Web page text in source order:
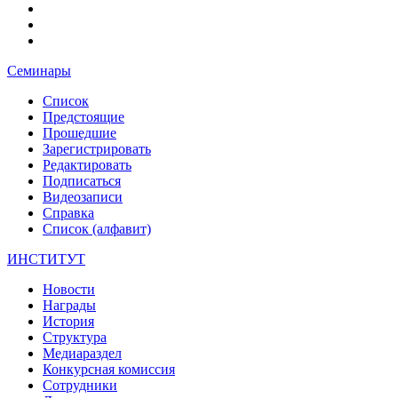
Семинары
Список
Предстоящие
Прошедшие
Зарегистрировать
Редактировать
Подписаться
Видеозаписи
Справка
Список (алфавит)
ИНСТИТУТ
Новости
Награды
История
Структура
Медиараздел
Конкурсная комиссия
Сотрудники